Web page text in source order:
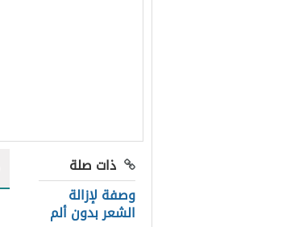
ذات صلة
وصفة لإزالة
الشعر بدون ألم